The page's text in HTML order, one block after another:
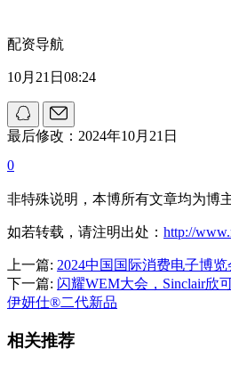
配资导航
10月21日08:24
最后修改：2024年10月21日
0
非特殊说明，本博所有文章均为博
如若转载，请注明出处： http://
上一篇: 2024中国国际消费电子博
下一篇: 闪耀WEM大会，Sinclair欣
伊妍仕®二代新品
相关推荐